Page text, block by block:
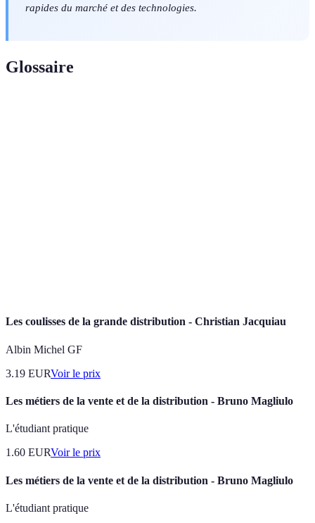
rapides du marché et des technologies.
Glossaire
Les coulisses de la grande distribution - Christian Jacquiau
Albin Michel GF
3.19 EURVoir le prix
Les métiers de la vente et de la distribution - Bruno Magliulo
L'étudiant pratique
1.60 EURVoir le prix
Les métiers de la vente et de la distribution - Bruno Magliulo
L'étudiant pratique